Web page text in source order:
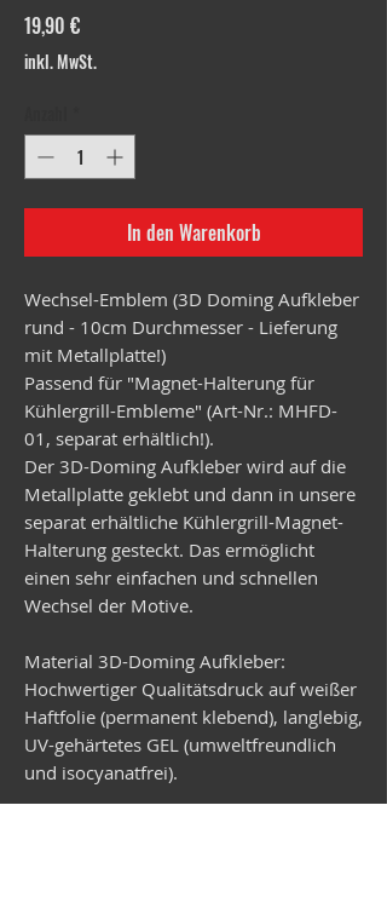
19,90 €Preis
inkl. MwSt.
In den Warenkorb
Wechsel-Emblem (3D Doming Aufkleber
rund - 10cm Durchmesser - Lieferung
mit Metallplatte!)
Passend für "Magnet-Halterung für
Kühlergrill-Embleme" (Art-Nr.: MHFD-
01, separat erhältlich!).
Der 3D-Doming Aufkleber wird auf die
Metallplatte geklebt und dann in unsere
separat erhältliche Kühlergrill-Magnet-
Halterung gesteckt. Das ermöglicht
einen sehr einfachen und schnellen
Wechsel der Motive.
Material 3D-Doming Aufkleber:
Hochwertiger Qualitätsdruck auf weißer
Haftfolie (permanent klebend), langlebig,
UV-gehärtetes GEL (umweltfreundlich
und isocyanatfrei).